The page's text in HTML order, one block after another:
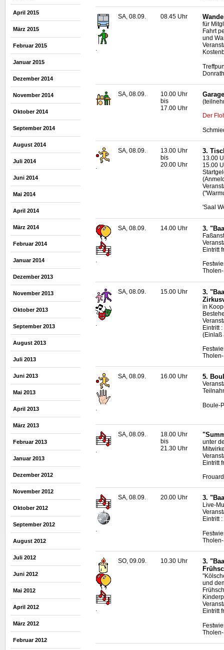
April 2015
März 2015
Februar 2015
Januar 2015
Dezember 2014
November 2014
Oktober 2014
September 2014
August 2014
Juli 2014
Juni 2014
Mai 2014
April 2014
März 2014
Februar 2014
Januar 2014
Dezember 2013
November 2013
Oktober 2013
September 2013
August 2013
Juli 2013
Juni 2013
Mai 2013
April 2013
März 2013
Februar 2013
Januar 2013
Dezember 2012
November 2012
Oktober 2012
September 2012
August 2012
Juli 2012
Juni 2012
Mai 2012
April 2012
März 2012
Februar 2012
.
SA, 08.09. 08.45 Uhr
für
Fahrt
und
Donrath
SA, 08.09.
10.00 Uhr
bis
17.00 Uhr
Der
.
SA, 08.09.
13.00 Uhr
bis
20.00 Uhr
3.
13.00
15.00
'Saal
SA, 08.09. 14.00 Uhr 3.
Eintritt
SA, 08.09. 15.00 Uhr
3.
in
Eintritt
(Einlaß
.
SA, 08.09. 16.00 Uhr 5.
Boule-
SA, 08.09.
18.00 Uhr
bis
21.30 Uhr
unter
Eintritt
.
SA, 08.09. 20.00 Uhr 3.
Live-
Eintritt
.
SO, 09.09. 10.30 Uhr
3.
und
Eintritt